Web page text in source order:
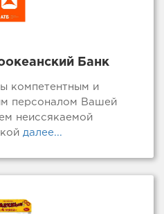
Банк
компетентным и
персоналом Вашей
неиссякаемой
далее...